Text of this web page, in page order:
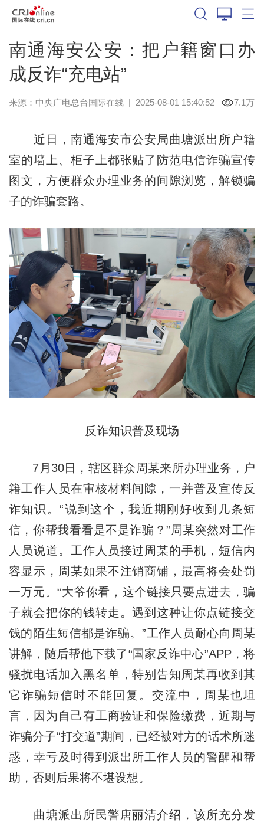
南通海安公安：把户籍窗口办
成反诈“充电站”
来源：中央广电总台国际在线| 2025-08-01 15:40:52 7.1万
近日，南通海安市公安局曲塘派出所户籍
室的墙上、柜子上都张贴了防范电信诈骗宣传
图文，方便群众办理业务的间隙浏览，解锁骗
子的诈骗套路。
反诈知识普及现场
7月30日，辖区群众周某来所办理业务，户
籍工作人员在审核材料间隙，一并普及宣传反
诈知识。“说到这个，我近期刚好收到几条短
信，你帮我看看是不是诈骗？”周某突然对工作
人员说道。工作人员接过周某的手机，短信内
容显示，周某如果不注销商铺，最高将会处罚
一万元。“大爷你看，这个链接只要点进去，骗
子就会把你的钱转走。遇到这种让你点链接交
钱的陌生短信都是诈骗。”工作人员耐心向周某
讲解，随后帮他下载了“国家反诈中心”APP，将
骚扰电话加入黑名单，特别告知周某再收到其
它诈骗短信时不能回复。交流中，周某也坦
言，因为自己有工商验证和保险缴费，近期与
诈骗分子“打交道”期间，已经被对方的话术所迷
惑，幸亏及时得到派出所工作人员的警醒和帮
助，否则后果将不堪设想。
曲塘派出所民警唐丽清介绍，该所充分发